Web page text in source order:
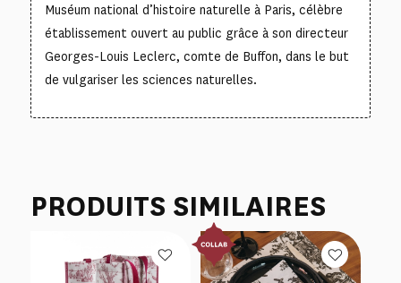
Muséum national d’histoire naturelle à Paris, célèbre
établissement ouvert au public grâce à son directeur
Georges-Louis Leclerc, comte de Buffon, dans le but
de vulgariser les sciences naturelles.
PRODUITS SIMILAIRES